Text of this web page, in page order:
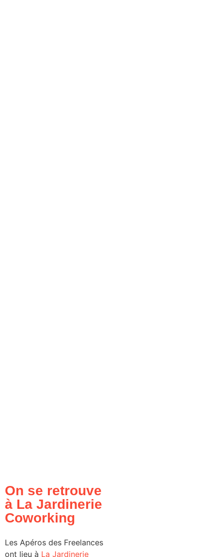
On se retrouve
à La Jardinerie
Coworking
Les Apéros des Freelances
ont lieu à La Jardinerie